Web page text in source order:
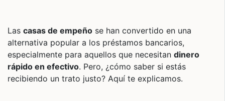
Las casas de empeño se han convertido en una
alternativa popular a los préstamos bancarios,
especialmente para aquellos que necesitan dinero
rápido en efectivo. Pero, ¿cómo saber si estás
recibiendo un trato justo? Aquí te explicamos.